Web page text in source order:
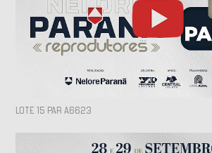
LOTE 15 PAR A6623